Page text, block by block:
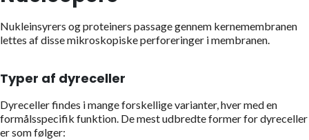
Nukleinsyrers og proteiners passage gennem kernemembranen
lettes af disse mikroskopiske perforeringer i membranen.
Typer af dyreceller
Dyreceller findes i mange forskellige varianter, hver med en
formålsspecifik funktion. De mest udbredte former for dyreceller
er som følger: